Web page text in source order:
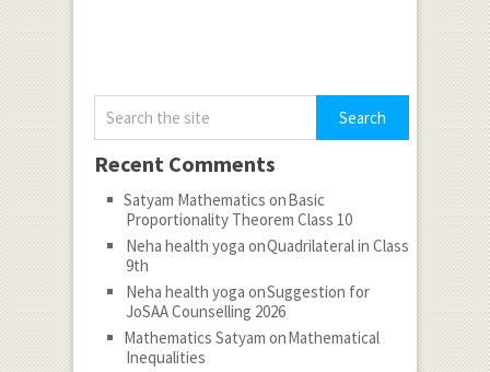
Recent Comments
Satyam Mathematics onBasic
Proportionality Theorem Class 10
Neha health yoga onQuadrilateral in Class
9th
Neha health yoga onSuggestion for
JoSAA Counselling 2026
Mathematics Satyam onMathematical
Inequalities